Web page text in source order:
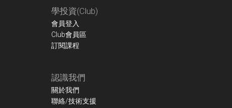
學投資(Club)
會員登入
Club會員區
訂閱課程
認識我們
關於我們
聯絡/技術支援